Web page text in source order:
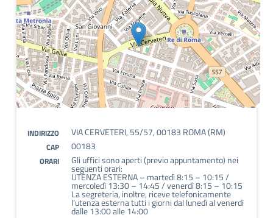
INDIRIZZO VIA CERVETERI, 55/57, 00183 ROMA (RM)
CAP 00183
ORARI Gli uffici sono aperti (previo appuntamento) nei
seguenti orari:
UTENZA ESTERNA – martedì 8:15 – 10:15 /
mercoledì 13:30 – 14:45 / venerdì 8:15 – 10:15
La segreteria, inoltre, riceve telefonicamente
l’utenza esterna tutti i giorni dal lunedì al venerdì
dalle 13:00 alle 14:00